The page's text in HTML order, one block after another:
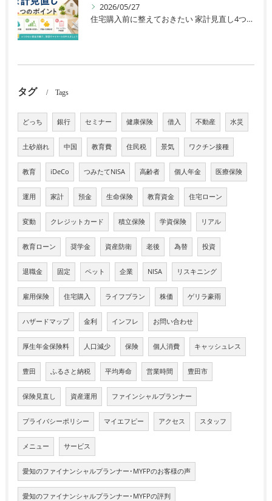
2026/05/27
住宅購入前に整えておきたい 家計見直し4つのポイント
タグ Tags
どっち 銀行 セミナー 健康保険 借入 不動産 水災
土砂崩れ 中国 教育費 住民税 景気 ワクチン接種
教育 iDeCo つみたてNISA 高齢者 個人年金 医療保険
運用 家計 預金 生命保険 教育資金 住宅ローン
変動 クレジットカード 積立保険 学資保険 リアル
教育ローン 奨学金 資産防衛 老後 為替 投資
退職金 固定 ペット 企業 NISA リスキニング
雇用保険 住宅購入 ライフプラン 株価 ゲリラ豪雨
ハザードマップ 金利 インフレ お問い合わせ
厚生年金保険料 人口減少 保険 個人消費 キャッシュレス
豊田 ふるさと納税 平均寿命 営業時間 豊田市
保険見直し 資産運用 ファインシャルプランナー
プライバシーポリシー マイエフピー アクセス スタッフ
メニュー サービス
愛知のファイナンシャルプランナー･MYFPのお客様の声
愛知のファイナンシャルプランナー･MYFPの評判